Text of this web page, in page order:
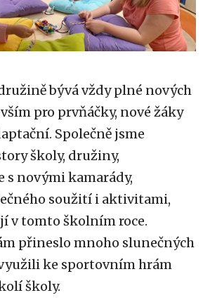
bývá vždy plné nových
pro prvňáčky, nové žáky
Společně jsme
školy, družiny,
s novými kamarády,
soužití i aktivitami,
v tomto školním roce.
přineslo mnoho slunečných
ke sportovním hrám
školy.